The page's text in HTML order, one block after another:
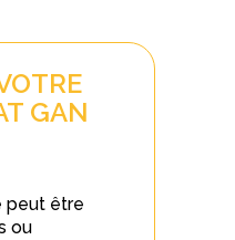
GAN
peut être
ou